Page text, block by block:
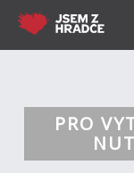
PRO